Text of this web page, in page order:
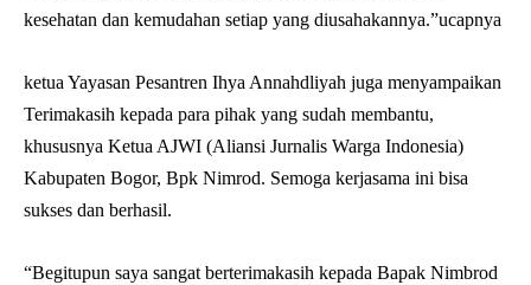
kesehatan dan kemudahan setiap yang diusahakannya.”ucapnya
ketua Yayasan Pesantren Ihya Annahdliyah juga menyampaikan
Terimakasih kepada para pihak yang sudah membantu,
khususnya Ketua AJWI (Aliansi Jurnalis Warga Indonesia)
Kabupaten Bogor, Bpk Nimrod. Semoga kerjasama ini bisa
sukses dan berhasil.
“Begitupun saya sangat berterimakasih kepada Bapak Nimbrod